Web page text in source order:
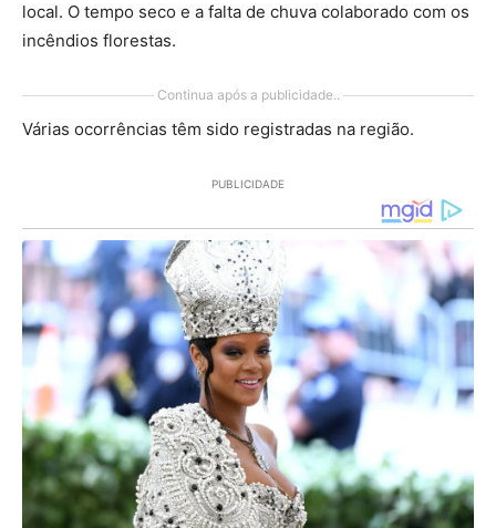
local. O tempo seco e a falta de chuva colaborado com os
incêndios florestas.
Continua após a publicidade..
Várias ocorrências têm sido registradas na região.
PUBLICIDADE